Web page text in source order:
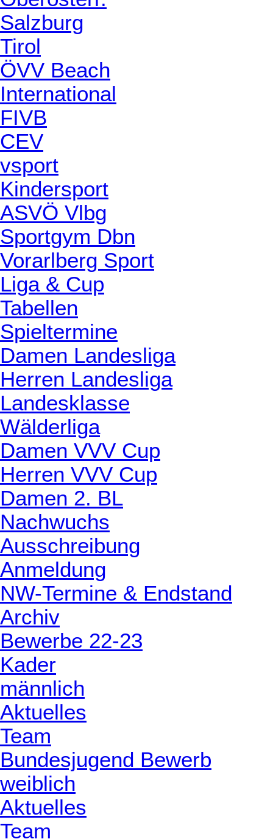
Salzburg
Tirol
ÖVV Beach
International
FIVB
CEV
vsport
Kindersport
ASVÖ Vlbg
Sportgym Dbn
Vorarlberg Sport
Liga & Cup
Tabellen
Spieltermine
Damen Landesliga
Herren Landesliga
Landesklasse
Wälderliga
Damen VVV Cup
Herren VVV Cup
Damen 2. BL
Nachwuchs
Ausschreibung
Anmeldung
NW-Termine & Endstand
Archiv
Bewerbe 22-23
Kader
männlich
Aktuelles
Team
Bundesjugend Bewerb
weiblich
Aktuelles
Team